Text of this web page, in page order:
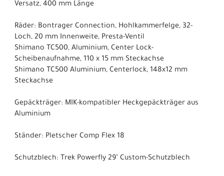
Versatz, 400 mm Länge
Räder: Bontrager Connection, Hohlkammerfelge, 32-
Loch, 20 mm Innenweite, Presta-Ventil
Shimano TC500, Aluminium, Center Lock-
Scheibenaufnahme, 110 x 15 mm Steckachse
Shimano TC500 Aluminium, Centerlock, 148x12 mm
Steckachse
Gepäckträger: MIK-kompatibler Heckgepäckträger aus
Aluminium
Ständer: Pletscher Comp Flex 18
Schutzblech: Trek Powerfly 29" Custom-Schutzblech